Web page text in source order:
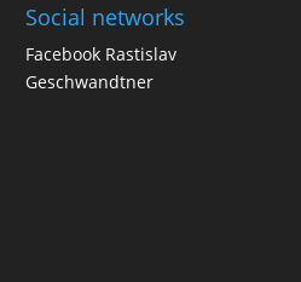
Social networks
Facebook Rastislav
Geschwandtner